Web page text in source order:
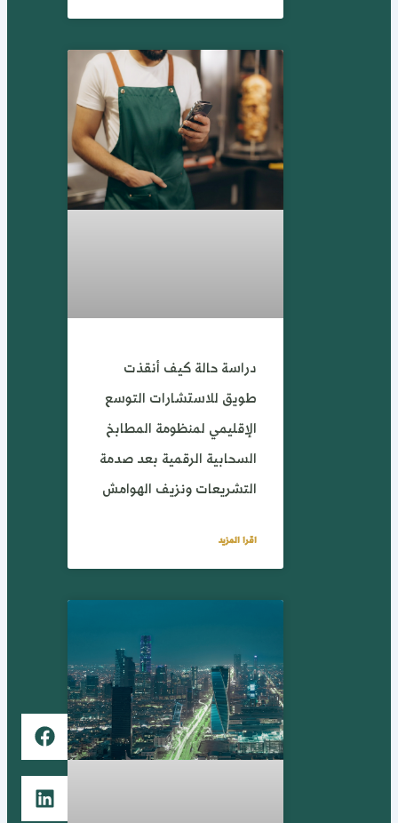
دراسة حالة كيف أنقذت
طويق للاستشارات التوسع
الإقليمي لمنظومة المطابخ
السحابية الرقمية بعد صدمة
التشريعات ونزيف الهوامش
اقرا المزيد